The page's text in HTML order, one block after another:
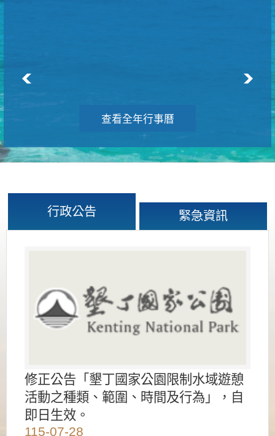
查看全年行事曆
行政公告 緊急資訊
修正公告「墾丁國家公園限制水域遊憩
活動之種類、範圍、時間及行為」，自
即日生效。
115-07-28